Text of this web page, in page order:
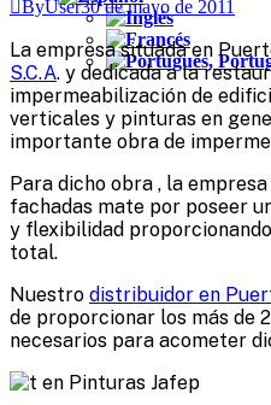
ByUser30 de mayo de 2011
La empresa situada en
S.C.A. y dedicada a la
impermeabilización de
verticales y pinturas en
importante obra de
Para dicho obra , la
fachadas mate por poseer
y flexibilidad
total.
Nuestro distribuidor en
de proporcionar los más de
necesarios para acometer